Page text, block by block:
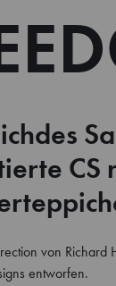
CS
von Richard
entworfen.